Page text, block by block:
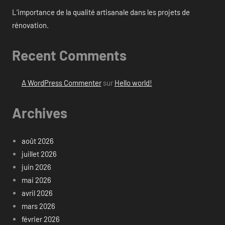
L’importance de la qualité artisanale dans les projets de
rénovation.
Recent Comments
A WordPress Commentersur Hello world!
Archives
août 2026
juillet 2026
juin 2026
mai 2026
avril 2026
mars 2026
février 2026